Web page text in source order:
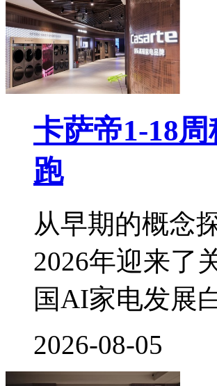
卡萨帝1-18
跑
从早期的概念
2026年迎来了
国AI家电发展
2026-08-05